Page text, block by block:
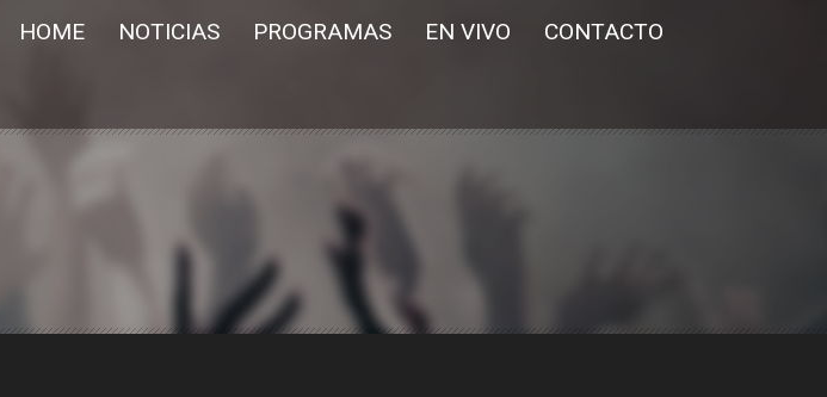
HOME NOTICIAS PROGRAMAS EN VIVO CONTACTO